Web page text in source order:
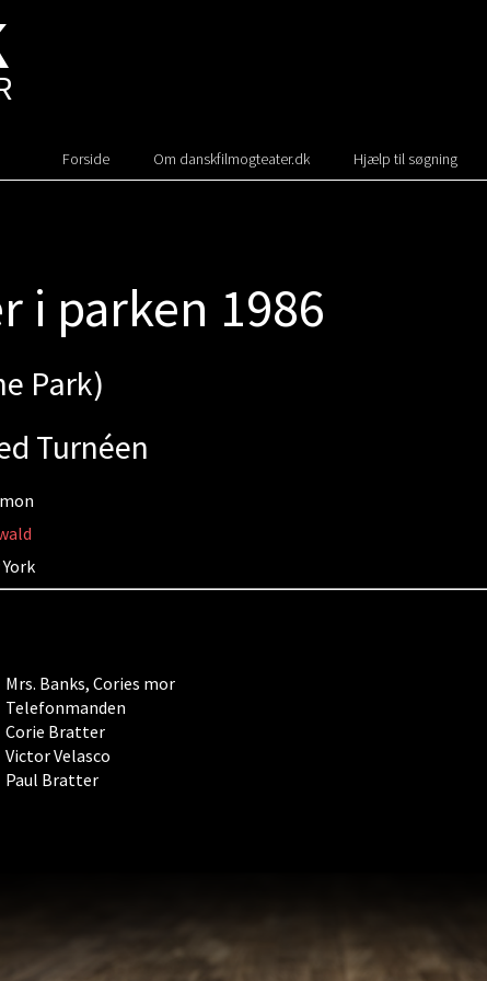
Forside Om danskfilmogteater.dk Hjælp til søgning
i parken 1986
Park)
Turnéen
Mrs. Banks, Cories mor
Telefonmanden
Corie Bratter
Victor Velasco
Paul Bratter